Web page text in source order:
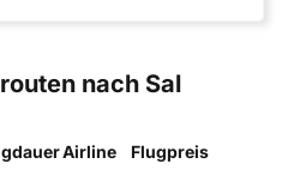
nach Sal
Airline Flugpreis